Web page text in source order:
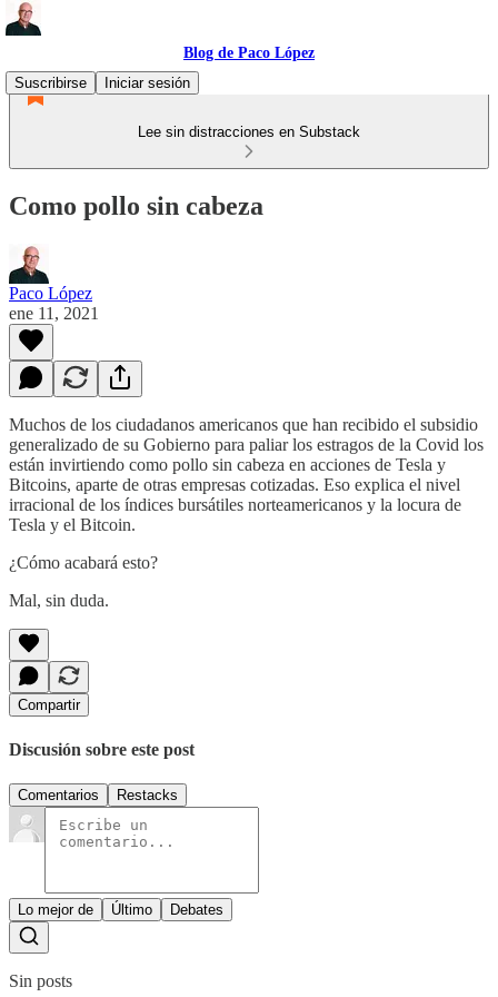
Blog de Paco López
Suscribirse
Iniciar sesión
Lee sin distracciones en Substack
Como pollo sin cabeza
Paco López
ene 11, 2021
Muchos de los ciudadanos americanos que han recibido el subsidio
generalizado de su Gobierno para paliar los estragos de la Covid los
están invirtiendo como pollo sin cabeza en acciones de Tesla y
Bitcoins, aparte de otras empresas cotizadas. Eso explica el nivel
irracional de los índices bursátiles norteamericanos y la locura de
Tesla y el Bitcoin.
¿Cómo acabará esto?
Mal, sin duda.
Compartir
Discusión sobre este post
Comentarios Restacks
Lo mejor de Último Debates
Sin posts